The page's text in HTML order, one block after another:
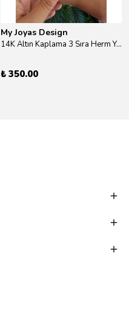
My Joyas Design
14K Altın Kaplama 3 Sıra Herm Yüzük Gold
₺ 350.00